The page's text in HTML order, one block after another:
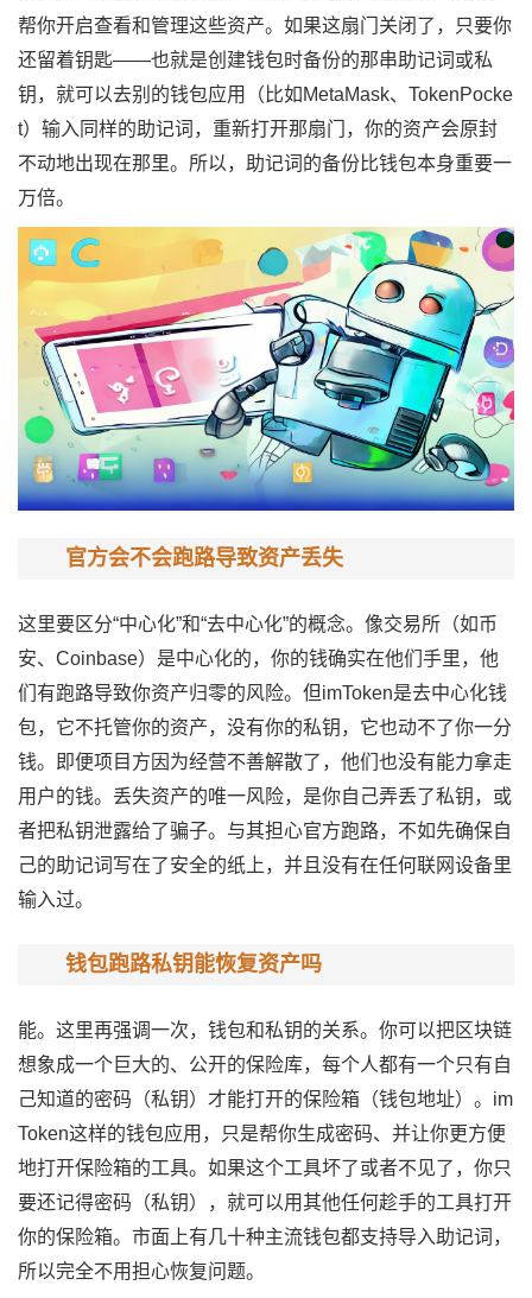
帮你开启查看和管理这些资产。如果这扇门关闭了，只要你
还留着钥匙——也就是创建钱包时备份的那串助记词或私
钥，就可以去别的钱包应用（比如MetaMask、TokenPocke
t）输入同样的助记词，重新打开那扇门，你的资产会原封
不动地出现在那里。所以，助记词的备份比钱包本身重要一
万倍。
官方会不会跑路导致资产丢失
这里要区分“中心化”和“去中心化”的概念。像交易所（如币
安、Coinbase）是中心化的，你的钱确实在他们手里，他
们有跑路导致你资产归零的风险。但imToken是去中心化钱
包，它不托管你的资产，没有你的私钥，它也动不了你一分
钱。即便项目方因为经营不善解散了，他们也没有能力拿走
用户的钱。丢失资产的唯一风险，是你自己弄丢了私钥，或
者把私钥泄露给了骗子。与其担心官方跑路，不如先确保自
己的助记词写在了安全的纸上，并且没有在任何联网设备里
输入过。
钱包跑路私钥能恢复资产吗
能。这里再强调一次，钱包和私钥的关系。你可以把区块链
想象成一个巨大的、公开的保险库，每个人都有一个只有自
己知道的密码（私钥）才能打开的保险箱（钱包地址）。im
Token这样的钱包应用，只是帮你生成密码、并让你更方便
地打开保险箱的工具。如果这个工具坏了或者不见了，你只
要还记得密码（私钥），就可以用其他任何趁手的工具打开
你的保险箱。市面上有几十种主流钱包都支持导入助记词，
所以完全不用担心恢复问题。